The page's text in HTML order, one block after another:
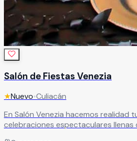
Salón de Fiestas Venezia
★Nuevo•Culiacán
En Salón Venezia hacemos realidad
celebraciones espectaculares llenas